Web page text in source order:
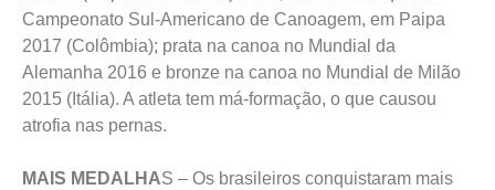
Racice (República Tcheca) 2017; ouro no caiaque no
Campeonato Sul-Americano de Canoagem, em Paipa
2017 (Colômbia); prata na canoa no Mundial da
Alemanha 2016 e bronze na canoa no Mundial de Milão
2015 (Itália). A atleta tem má-formação, o que causou